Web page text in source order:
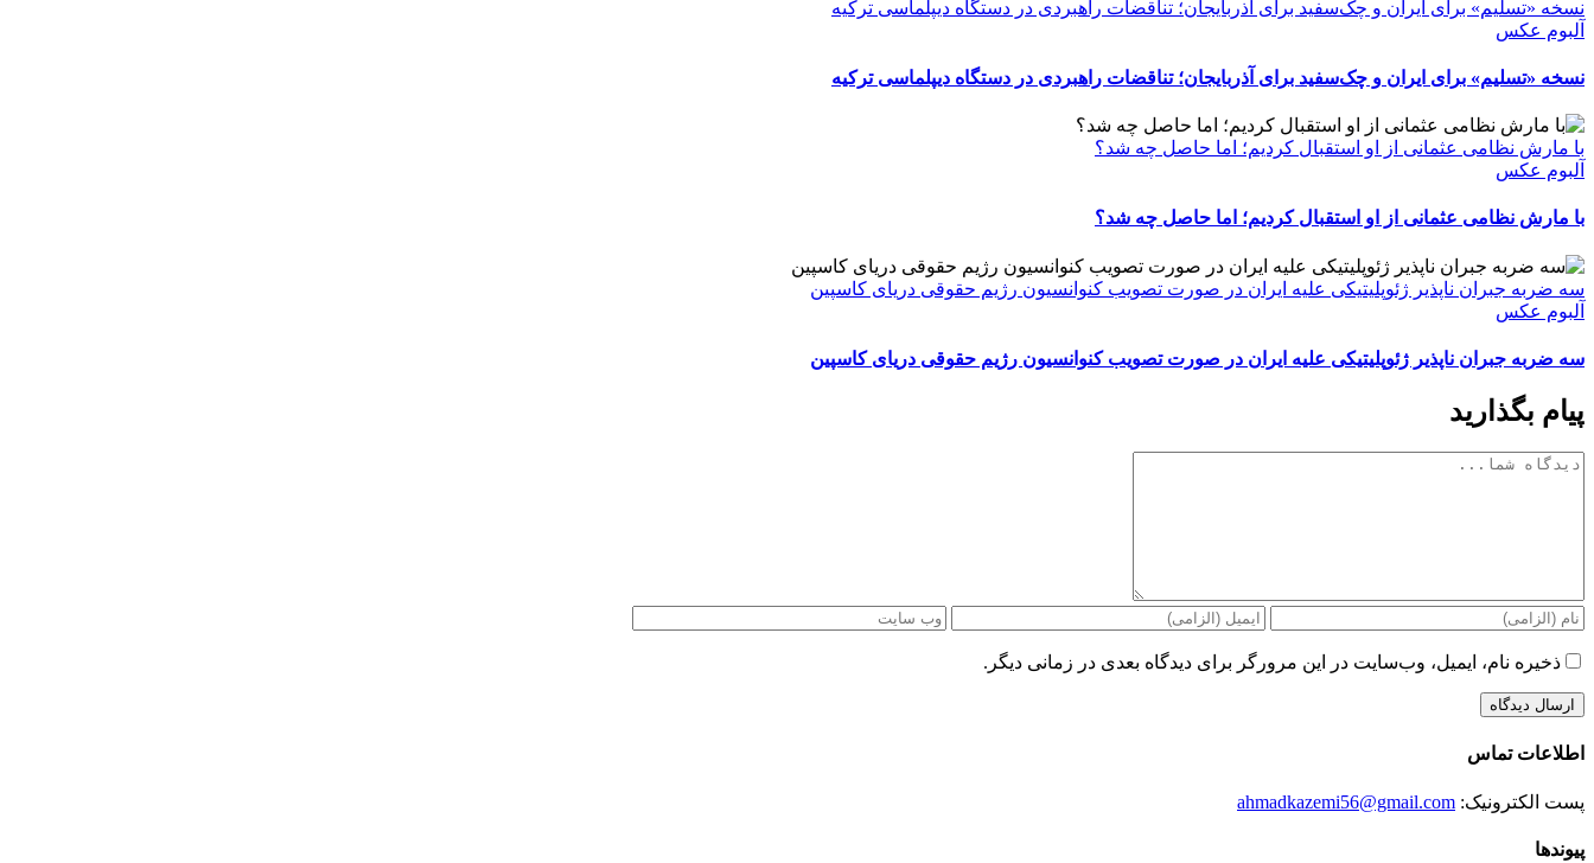
نسخه «تسلیم» برای ایران و چک‌سفید برای آذربایجان؛ تناقضات راهبردی در دستگاه دیپلماسی ترکیه
آلبوم عکس
نسخه «تسلیم» برای ایران و چک‌سفید برای آذربایجان؛ تناقضات راهبردی در دستگاه دیپلماسی ترکیه
با مارش نظامی عثمانی از او استقبال کردیم؛ اما حاصل چه شد؟
آلبوم عکس
با مارش نظامی عثمانی از او استقبال کردیم؛ اما حاصل چه شد؟
سه ضربه جبران ناپذیر ژئوپلیتیکی علیه ایران در صورت تصویب کنوانسیون رژیم حقوقی دریای کاسپین
آلبوم عکس
سه ضربه جبران ناپذیر ژئوپلیتیکی علیه ایران در صورت تصویب کنوانسیون رژیم حقوقی دریای کاسپین
پیام بگذارید
دیدگاه
ذخیره نام، ایمیل، وب‌سایت در این مرورگر برای دیدگاه بعدی در زمانی دیگر.
اطلاعات تماس
پست الکترونیک: ahmadkazemi56@gmail.com
پیوندها